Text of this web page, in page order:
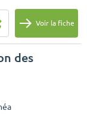
Voir la fiche
des